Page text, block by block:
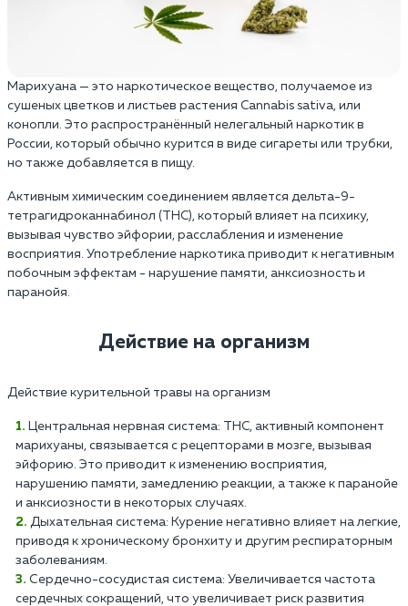
Марихуана — это наркотическое вещество, получаемое из
сушеных цветков и листьев растения Cannabis sativa, или
конопли. Это распространённый нелегальный наркотик в
России, который обычно курится в виде сигареты или трубки,
но также добавляется в пищу.
Активным химическим соединением является дельта-9-
тетрагидроканнабинол (THC), который влияет на психику,
вызывая чувство эйфории, расслабления и изменение
восприятия. Употребление наркотика приводит к негативным
побочным эффектам - нарушение памяти, анксиозность и
паранойя.
Действие на организм
Действие курительной травы на организм
Центральная нервная система: THC, активный компонент
марихуаны, связывается с рецепторами в мозге, вызывая
эйфорию. Это приводит к изменению восприятия,
нарушению памяти, замедлению реакции, а также к паранойе
и анксиозности в некоторых случаях.
Дыхательная система: Курение негативно влияет на легкие,
приводя к хроническому бронхиту и другим респираторным
заболеваниям.
Сердечно-сосудистая система: Увеличивается частота
сердечных сокращений, что увеличивает риск развития